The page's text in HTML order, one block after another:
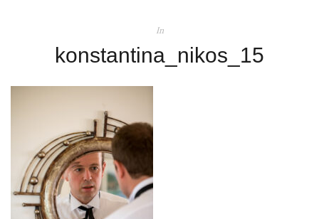
In
konstantina_nikos_15